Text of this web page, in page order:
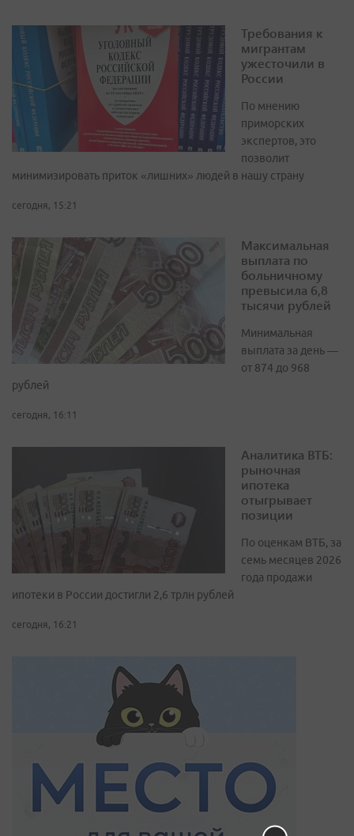
Требования к
мигрантам
ужесточили в
России
По мнению
приморских
экспертов, это
позволит
минимизировать приток «лишних» людей в нашу страну
сегодня, 15:21
Максимальная
выплата по
больничному
превысила 6,8
тысячи рублей
Минимальная
выплата за день —
от 874 до 968
рублей
сегодня, 16:11
Аналитика ВТБ:
рыночная
ипотека
отыгрывает
позиции
По оценкам ВТБ, за
семь месяцев 2026
года продажи
ипотеки в России достигли 2,6 трлн рублей
сегодня, 16:21